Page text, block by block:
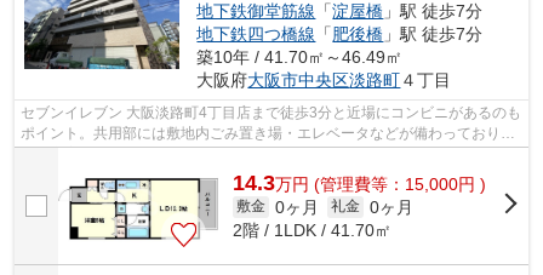
地下鉄御堂筋線 「淀屋橋 」駅 徒歩7分
地下鉄四つ橋線 「肥後橋 」駅 徒歩7分
築10年 / 41.70㎡～46.49㎡
大阪府大阪市中央区淡路町４丁目
セブンイレブン 大阪淡路町4丁目店まで徒歩3分と近場にコンビニがあるのも
ポイント。共用部には敷地内ごみ置き場・エレベータなどが備わっておりと
14.3万円 (管理費等：15,000円 )
敷金 0ヶ月 礼金 0ヶ月
2階 / 1LDK / 41.70㎡